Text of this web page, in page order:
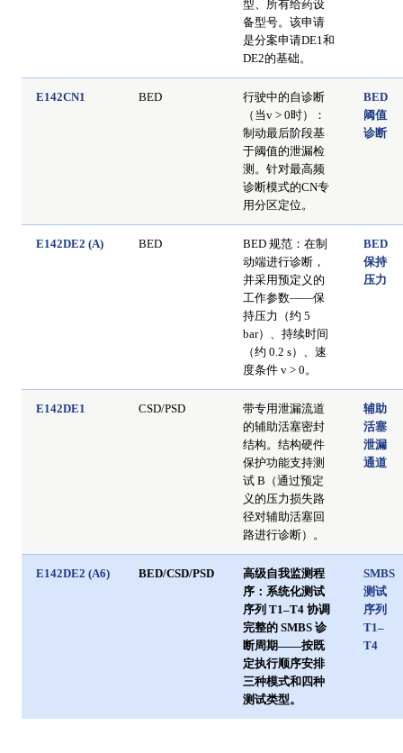
型、所有给药设
备型号。该申请
是分案申请DE1和
DE2的基础。
E142CN1 BED
行驶中的自诊断
（当v > 0时）：
制动最后阶段基
于阈值的泄漏检
测。针对最高频
诊断模式的CN专
用分区定位。
BED
阈值
诊断
E142DE2 (A) BED
BED 规范：在制
动端进行诊断，
并采用预定义的
工作参数——保
持压力（约 5
bar）、持续时间
（约 0.2 s）、速
度条件 v > 0。
BED
保持
压力
E142DE1 CSD/PSD
带专用泄漏流道
的辅助活塞密封
结构。结构硬件
保护功能支持测
试 B（通过预定
义的压力损失路
径对辅助活塞回
路进行诊断）。
辅助
活塞
泄漏
通道
E142DE2 (A6) BED/CSD/PSD
高级自我监测程
序：系统化测试
序列 T1–T4 协调
完整的 SMBS 诊
断周期——按既
定执行顺序安排
三种模式和四种
测试类型。
SMBS
测试
序列
T1–
T4